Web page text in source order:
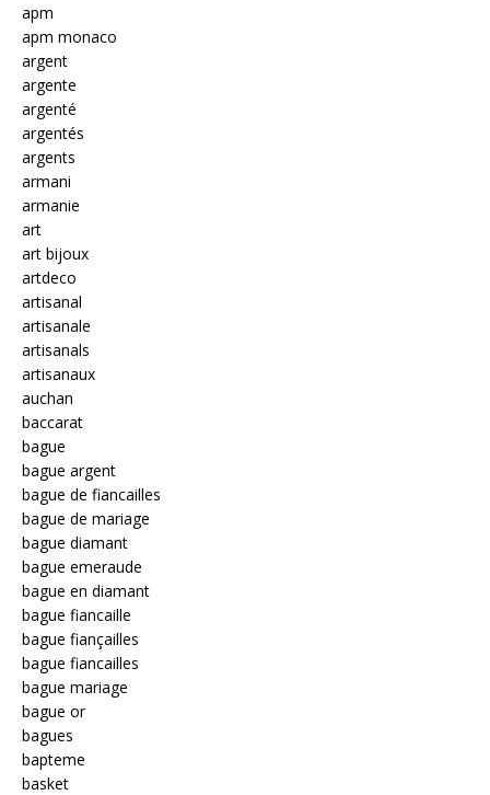
apm
apm monaco
argent
argente
argenté
argentés
argents
armani
armanie
art
art bijoux
artdeco
artisanal
artisanale
artisanals
artisanaux
auchan
baccarat
bague
bague argent
bague de fiancailles
bague de mariage
bague diamant
bague emeraude
bague en diamant
bague fiancaille
bague fiançailles
bague fiancailles
bague mariage
bague or
bagues
bapteme
basket